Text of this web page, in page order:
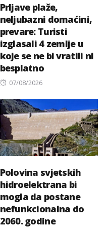
Prljave plaže,
neljubazni domaćini,
prevare: Turisti
izglasali 4 zemlje u
koje se ne bi vratili ni
besplatno
Posted
07/08/2026
Polovina svjetskih
hidroelektrana bi
mogla da postane
nefunkcionalna do
2060. godine